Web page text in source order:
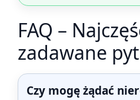
FAQ –
zadawane
Czy mogę żądać